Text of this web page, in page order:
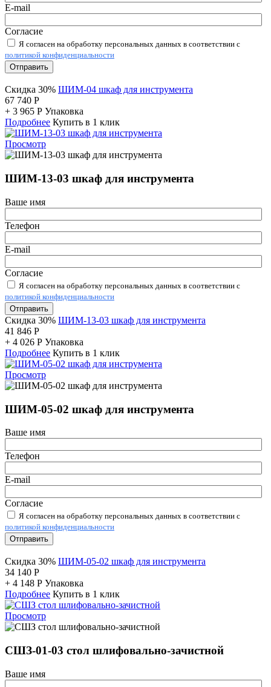
E-mail
Согласие
Я согласен на обработку персональных данных в соответствии с
политикой конфиденциальности
Отправить
Скидка 30% ШИМ-04 шкаф для инструмента
67 740 Р
+ 3 965 Р Упаковка
Подробнее Купить в 1 клик
Просмотр
ШИМ-13-03 шкаф для инструмента
Ваше имя
Телефон
E-mail
Согласие
Я согласен на обработку персональных данных в соответствии с
политикой конфиденциальности
Отправить
Скидка 30% ШИМ-13-03 шкаф для инструмента
41 846 Р
+ 4 026 Р Упаковка
Подробнее Купить в 1 клик
Просмотр
ШИМ-05-02 шкаф для инструмента
Ваше имя
Телефон
E-mail
Согласие
Я согласен на обработку персональных данных в соответствии с
политикой конфиденциальности
Отправить
Скидка 30% ШИМ-05-02 шкаф для инструмента
34 140 Р
+ 4 148 Р Упаковка
Подробнее Купить в 1 клик
Просмотр
СШЗ-01-03 стол шлифовально-зачистной
Ваше имя